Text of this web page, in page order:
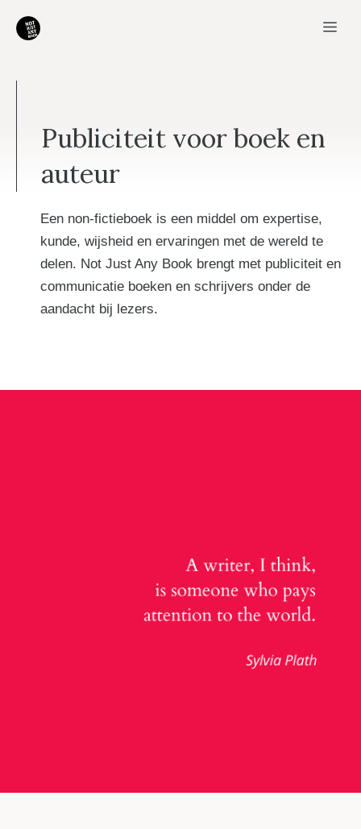
naar
inhoud
Publiciteit voor boek en
auteur
Een non-fictieboek is een middel om expertise,
kunde, wijsheid en ervaringen met de wereld te
delen. Not Just Any Book brengt met publiciteit en
communicatie boeken en schrijvers onder de
aandacht bij lezers.